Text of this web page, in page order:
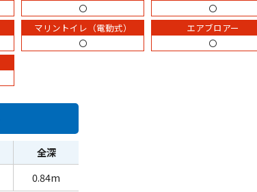
〇
〇
マリントイレ（電動式）
〇
エアブロアー
〇
全深
0.84m